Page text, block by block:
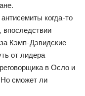
когда-то
впоследствии
Кэмп-Дэвидские
от лидера
в Осло и
сможет ли